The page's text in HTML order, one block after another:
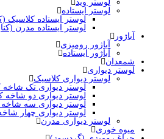
لوستر وید
لوستر ایستاده
لوستر ایستاده کلاسیک
لوستر ایستاده مدرن
آباژور
آباژور رومیزی
آباژور ایستاده
شمعدان
لوستر دیواری
لوستر دیواری کلاسیک
لوستر دیواری تک شاخه
لوستر دیواری دو شاخه
لوستر دیواری سه
لوستر دیواری چهار
لوستر دیواری مدرن
میوه خوری